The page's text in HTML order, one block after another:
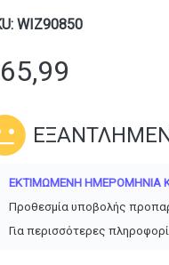
WIZ90850
65,99
ΕΚΤΙΜΏΜΕΝΗ ΗΜΕΡΟΜΗΝΊΑ
Προθεσμία υποβολής
Για περισσότερες